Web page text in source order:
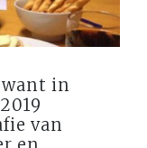
in
van